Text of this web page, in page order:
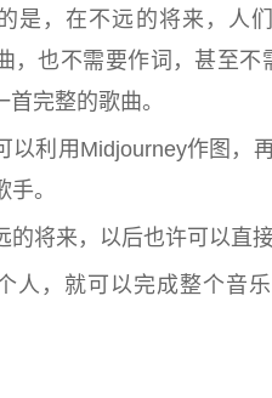
是，在不远的将来，人
，也不需要作词，甚至
完整的歌曲。
以利用Midjourney作图，
。
的将来，以后也许可以直
人，就可以完成整个音